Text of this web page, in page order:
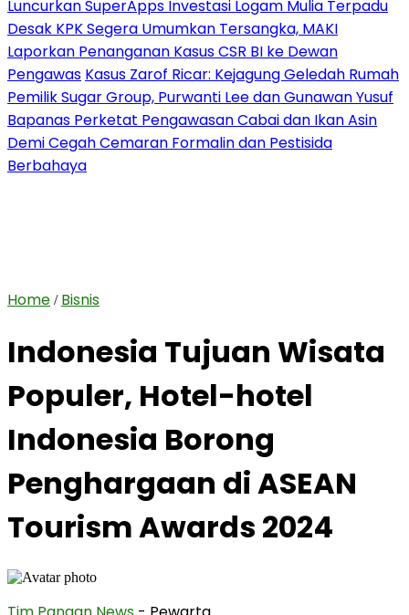
Luncurkan SuperApps Investasi Logam Mulia Terpadu
Desak KPK Segera Umumkan Tersangka, MAKI
Laporkan Penanganan Kasus CSR BI ke Dewan
Pengawas Kasus Zarof Ricar: Kejagung Geledah Rumah
Pemilik Sugar Group, Purwanti Lee dan Gunawan Yusuf
Bapanas Perketat Pengawasan Cabai dan Ikan Asin
Demi Cegah Cemaran Formalin dan Pestisida
Berbahaya
Home / Bisnis
Indonesia Tujuan Wisata
Populer, Hotel-hotel
Indonesia Borong
Penghargaan di ASEAN
Tourism Awards 2024